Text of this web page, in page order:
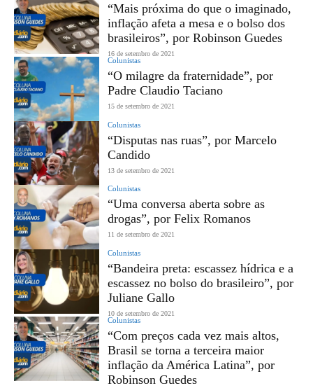
“Mais próxima do que o imaginado,
inflação afeta a mesa e o bolso dos
brasileiros”, por Robinson Guedes
16 de setembro de 2021
Colunistas
“O milagre da fraternidade”, por
Padre Claudio Taciano
15 de setembro de 2021
Colunistas
“Disputas nas ruas”, por Marcelo
Candido
13 de setembro de 2021
Colunistas
“Uma conversa aberta sobre as
drogas”, por Felix Romanos
11 de setembro de 2021
Colunistas
“Bandeira preta: escassez hídrica e a
escassez no bolso do brasileiro”, por
Juliane Gallo
10 de setembro de 2021
Colunistas
“Com preços cada vez mais altos,
Brasil se torna a terceira maior
inflação da América Latina”, por
Robinson Guedes